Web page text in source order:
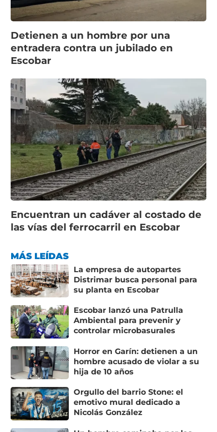
Detienen a un hombre por una
entradera contra un jubilado en
Escobar
Encuentran un cadáver al costado de
las vías del ferrocarril en Escobar
MÁS LEÍDAS
La empresa de autopartes
Distrimar busca personal para
su planta en Escobar
Escobar lanzó una Patrulla
Ambiental para prevenir y
controlar microbasurales
Horror en Garín: detienen a un
hombre acusado de violar a su
hija de 10 años
Orgullo del barrio Stone: el
emotivo mural dedicado a
Nicolás González